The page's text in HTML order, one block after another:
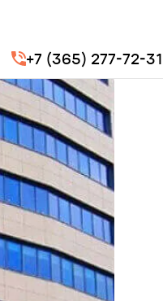
+7 (365) 277-72-31
сотрудников